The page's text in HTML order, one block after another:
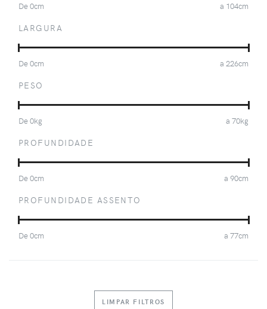
De0cm a 104cm
LARGURA
De0cm a 226cm
PESO
De0kg a 70kg
PROFUNDIDADE
De0cm a 90cm
PROFUNDIDADE ASSENTO
De0cm a 77cm
LIMPAR FILTROS